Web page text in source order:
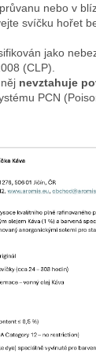
nebo v
svíčku hořet
jako
(CLP).
nevztahuje
PCN